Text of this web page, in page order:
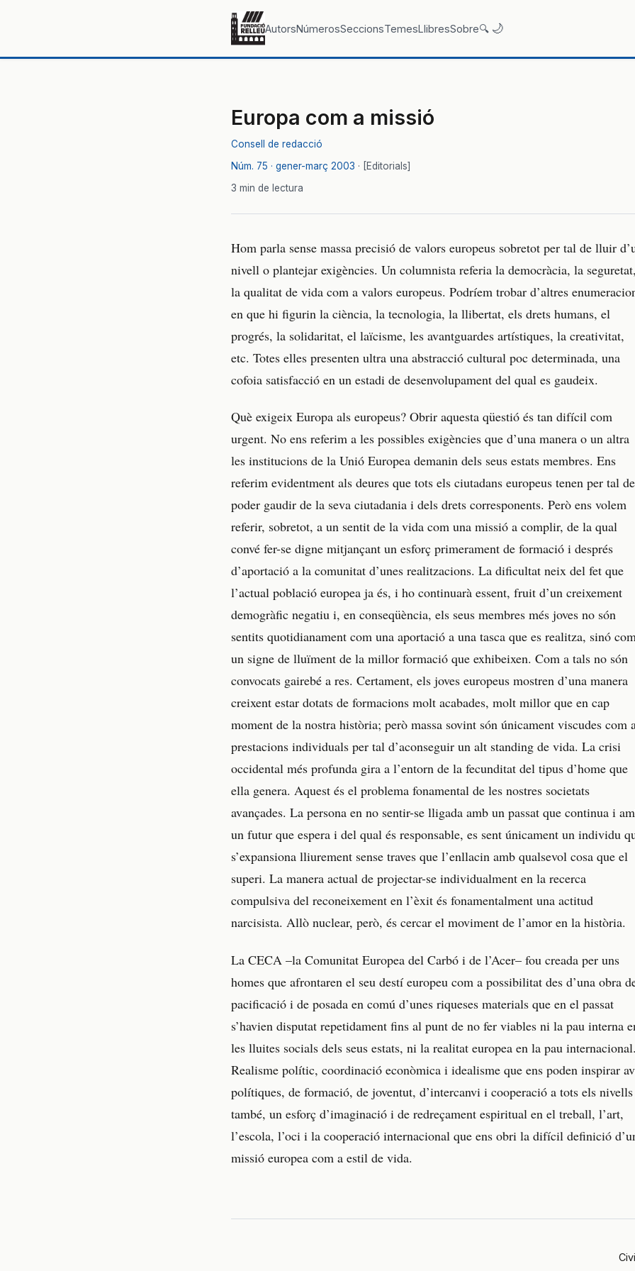
AutorsNúmerosSeccionsTemesLlibresSobre🔍 🌙
Europa com a missió
Consell de redacció
Núm. 75 · gener-març 2003
[Editorials]
3 min de lectura
Hom parla sense massa precisió de valors europeus sobretot per tal de lluir
nivell o plantejar exigències. Un columnista referia la democràcia, la
la qualitat de vida com a valors europeus. Podríem trobar d’altres
en que hi figurin la ciència, la tecnologia, la llibertat, els drets humans, el
progrés, la solidaritat, el laïcisme, les avantguardes artístiques, la creativitat,
etc. Totes elles presenten ultra una abstracció cultural poc determinada, una
cofoia satisfacció en un estadi de desenvolupament del qual es gaudeix.
Què exigeix Europa als europeus? Obrir aquesta qüestió és tan difícil com
urgent. No ens referim a les possibles exigències que d’una manera o un altra
les institucions de la Unió Europea demanin dels seus estats membres. Ens
referim evidentment als deures que tots els ciutadans europeus tenen per tal de
poder gaudir de la seva ciutadania i dels drets corresponents. Però ens volem
referir, sobretot, a un sentit de la vida com una missió a complir, de la qual
convé fer-se digne mitjançant un esforç primerament de formació i després
d’aportació a la comunitat d’unes realitzacions. La dificultat neix del fet que
l’actual població europea ja és, i ho continuarà essent, fruit d’un creixement
demogràfic negatiu i, en conseqüència, els seus membres més joves no són
sentits quotidianament com una aportació a una tasca que es realitza, sinó
un signe de lluïment de la millor formació que exhibeixen. Com a tals no són
convocats gairebé a res. Certament, els joves europeus mostren d’una manera
creixent estar dotats de formacions molt acabades, molt millor que en cap
moment de la nostra història; però massa sovint són únicament viscudes com
prestacions individuals per tal d’aconseguir un alt standing de vida. La crisi
occidental més profunda gira a l’entorn de la fecunditat del tipus d’home que
ella genera. Aquest és el problema fonamental de les nostres societats
avançades. La persona en no sentir-se lligada amb un passat que continua i
un futur que espera i del qual és responsable, es sent únicament un individu
s’expansiona lliurement sense traves que l’enllacin amb qualsevol cosa que el
superi. La manera actual de projectar-se individualment en la recerca
compulsiva del reconeixement en l’èxit és fonamentalment una actitud
narcisista. Allò nuclear, però, és cercar el moviment de l’amor en la història.
La CECA –la Comunitat Europea del Carbó i de l’Acer– fou creada per uns
homes que afrontaren el seu destí europeu com a possibilitat des d’una obra
pacificació i de posada en comú d’unes riqueses materials que en el passat
s’havien disputat repetidament fins al punt de no fer viables ni la pau interna
les lluites socials dels seus estats, ni la realitat europea en la pau internacional.
Realisme polític, coordinació econòmica i idealisme que ens poden inspirar
polítiques, de formació, de joventut, d’intercanvi i cooperació a tots els
també, un esforç d’imaginació i de redreçament espiritual en el treball, l’art,
l’escola, l’oci i la cooperació internacional que ens obri la difícil definició
missió europea com a estil de vida.